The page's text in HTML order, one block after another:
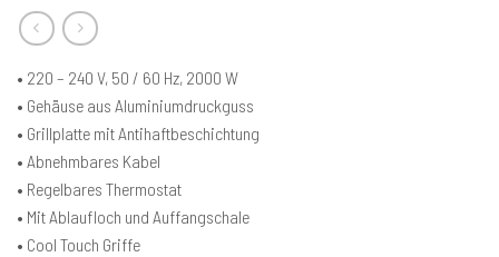
• 220 – 240 V, 50 / 60 Hz, 2000 W
• Gehäuse aus Aluminiumdruckguss
• Grillplatte mit Antihaftbeschichtung
• Abnehmbares Kabel
• Regelbares Thermostat
• Mit Ablaufloch und Auffangschale
• Cool Touch Griffe